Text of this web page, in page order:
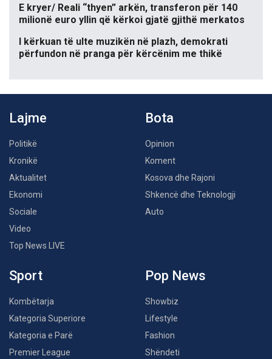
E kryer/ Reali “thyen” arkën, transferon për 140
milionë euro yllin që kërkoi gjatë gjithë merkatos
I kërkuan të ulte muzikën në plazh, demokrati
përfundon në pranga për kërcënim me thikë
Lajme
Politikë
Kronikë
Aktualitet
Ekonomi
Sociale
Video
Top News LIVE
Bota
Opinion
Koment
Kosova dhe Rajoni
Shkencë dhe Teknologji
Auto
Sport
Kombëtarja
Kategoria Superiore
Kategoria e Parë
Premier League
Pop News
Showbiz
Lifestyle
Fashion
Shëndeti